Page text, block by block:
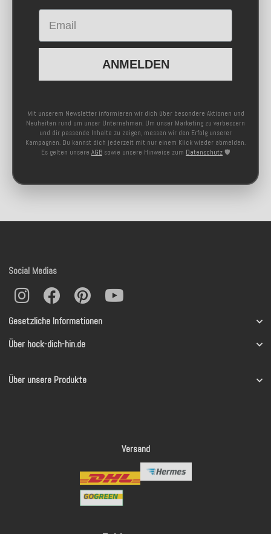
Email
ANMELDEN
Mit unserem Newsletter informieren wir dich über besondere Aktionen und
Neuheiten rund um unser Unternehmen. Um unser Marketing zu verbessern
und dir passende Inhalte zu zeigen, messen wir den Erfolg unserer
Kampagnen. Du kannst dich jederzeit mit nur einem Klick wieder abmelden.
Es gelten unsere AGB sowie unsere Hinweise zum Datenschutz 🛡️
Gesetzliche Informationen
Über hock-dich-hin.de
Über unsere Produkte
Social Medias
Versand